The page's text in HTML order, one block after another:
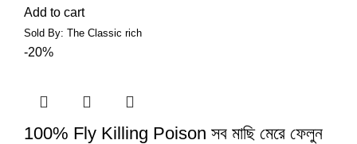
Add to cart
Sold By: The Classic rich
-20%
100% Fly Killing Poison সব মাছি মেরে ফেলুন